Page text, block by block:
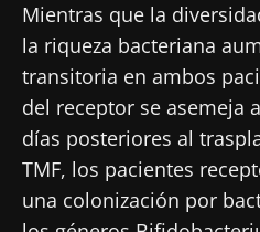
Mientras que la
la riqueza bacteriana
transitoria en ambos
del receptor se asemeja
días posteriores al
TMF, los pacientes
una colonización por
Únase a la comunidad
profesionales sanitarios
"Microbiota Digest" y el
le permitirá
microbiota.
Me gustaría